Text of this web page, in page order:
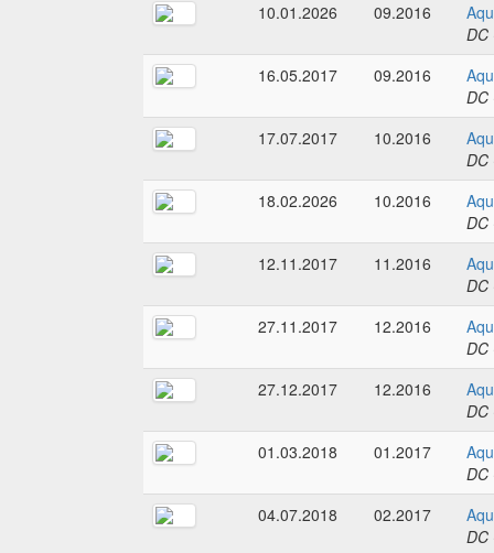
10.01.2026
09.2016
DC
16.05.2017
09.2016
DC
17.07.2017
10.2016
DC
18.02.2026
10.2016
DC
12.11.2017
11.2016
DC
27.11.2017
12.2016
DC
27.12.2017
12.2016
DC
01.03.2018
01.2017
DC
04.07.2018
02.2017
DC